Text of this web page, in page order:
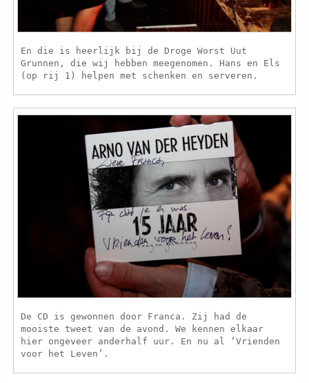
En die is heerlijk bij de Droge Worst Uut
Grunnen, die wij hebben meegenomen. Hans en Els
(op rij 1) helpen met schenken en serveren.
De CD is gewonnen door Franca. Zij had de
mooiste tweet van de avond. We kennen elkaar
hier ongeveer anderhalf uur. En nu al ‘Vrienden
voor het Leven’.